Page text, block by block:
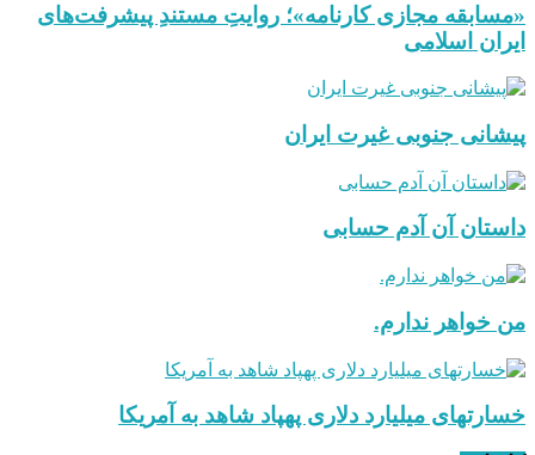
«مسابقه مجازی کارنامه»؛ روایتِ مستندِ پیشرفت‌های
ایران اسلامی
پیشانی جنوبی غیرت ایران
داستان آن آدم حسابی
من خواهر ندارم.
خسارتهای میلیارد دلاری پهپاد شاهد به آمریکا